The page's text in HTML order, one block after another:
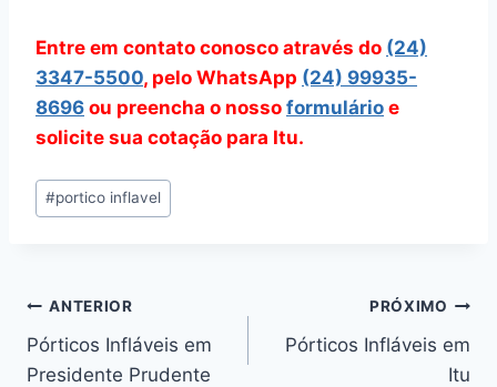
Entre em contato conosco através do (24)
3347-5500, pelo WhatsApp (24) 99935-
8696 ou preencha o nosso formulário e
solicite sua cotação para Itu.
Tags
do
#portico inflavel
Navegação
de
ANTERIOR
Pórticos Infláveis em
Presidente Prudente
PRÓXIMO
Pórticos Infláveis em
Itu